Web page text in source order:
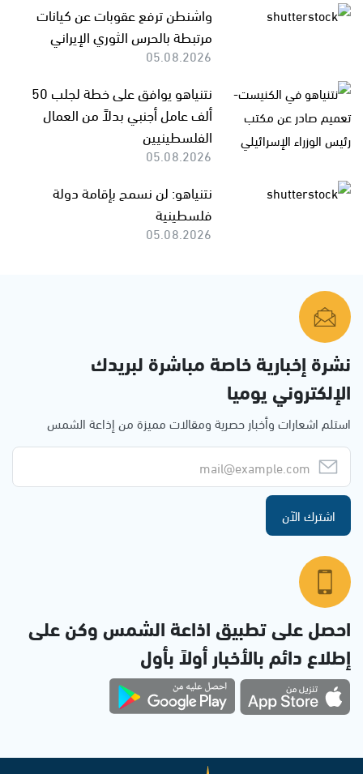
واشنطن ترفع عقوبات عن كيانات
مرتبطة بالحرس الثوري الإيراني
05.08.2026
نتنياهو يوافق على خطة لجلب 50
ألف عامل أجنبي بدلاً من العمال
الفلسطينيين
05.08.2026
نتنياهو: لن نسمح بإقامة دولة
فلسطينية
05.08.2026
نشرة إخبارية خاصة مباشرة لبريدك
الإلكتروني يوميا
استلم اشعارات وأخبار حصرية ومقالات مميزة من إذاعة الشمس
اشترك الآن
احصل على تطبيق اذاعة الشمس وكن على
إطلاع دائم بالأخبار أولاً بأول